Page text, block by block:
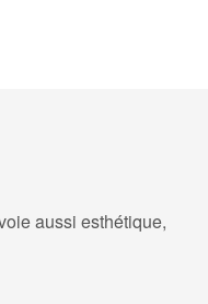
aussi esthétique,